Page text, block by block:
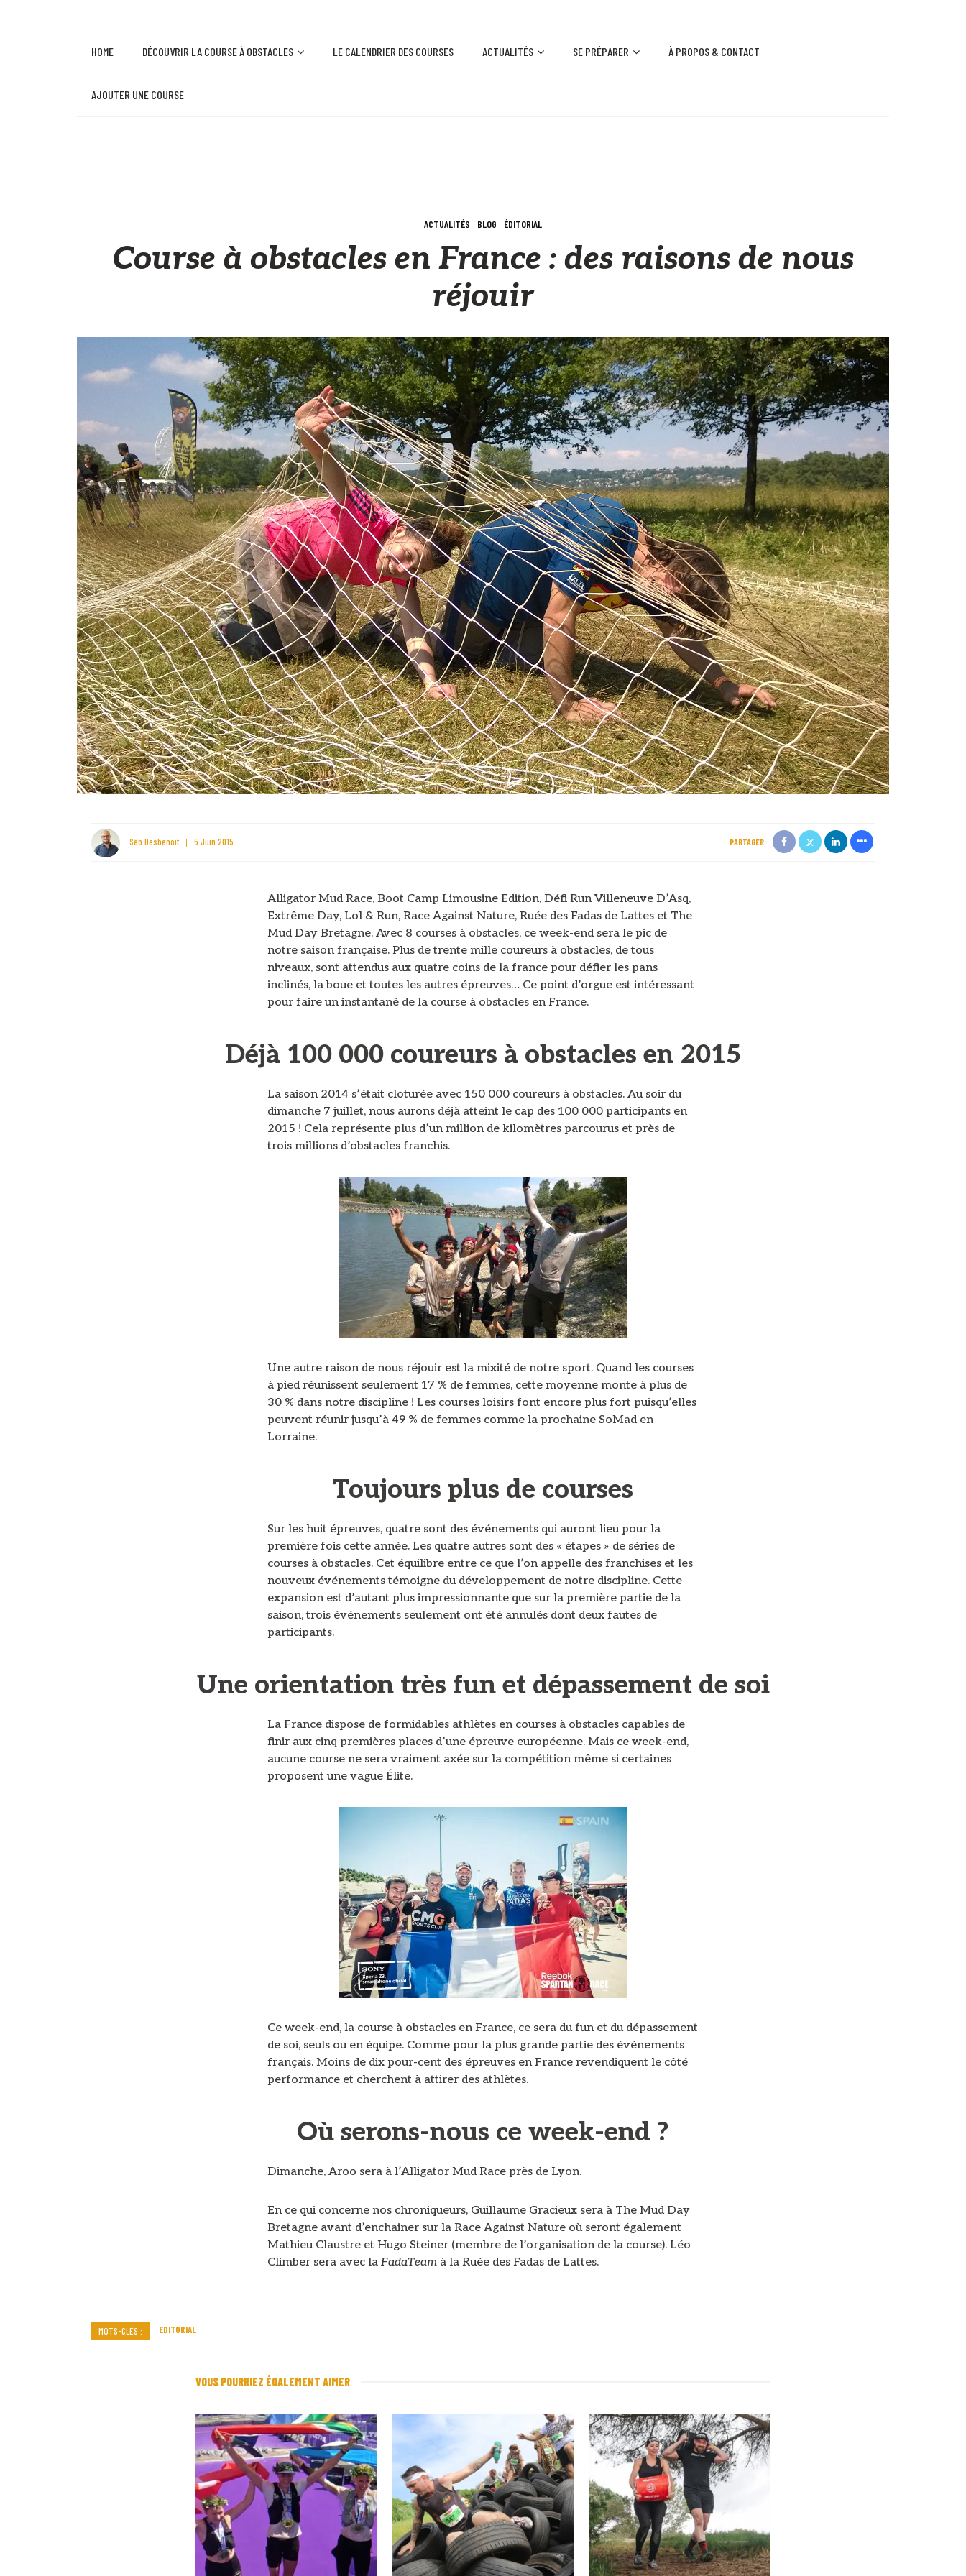
HOME DÉCOUVRIR LA COURSE À OBSTACLES LE CALENDRIER DES COURSES ACTUALITÉS SE PRÉPARER À PROPOS & CONTACT
AJOUTER UNE COURSE
ACTUALITÉS BLOG ÉDITORIAL
Course à obstacles en France : des raisons de nous
réjouir
Sèb Desbenoit 5 Juin 2015 PARTAGER
Alligator Mud Race, Boot Camp Limousine Edition, Défi Run Villeneuve D’Asq,
Extrême Day, Lol & Run, Race Against Nature, Ruée des Fadas de Lattes et The
Mud Day Bretagne. Avec 8 courses à obstacles, ce week-end sera le pic de
notre saison française. Plus de trente mille coureurs à obstacles, de tous
niveaux, sont attendus aux quatre coins de la france pour défier les pans
inclinés, la boue et toutes les autres épreuves… Ce point d’orgue est intéressant
pour faire un instantané de la course à obstacles en France.
Déjà 100 000 coureurs à obstacles en 2015
La saison 2014 s’était cloturée avec 150 000 coureurs à obstacles. Au soir du
dimanche 7 juillet, nous aurons déjà atteint le cap des 100 000 participants en
2015 ! Cela représente plus d’un million de kilomètres parcourus et près de
trois millions d’obstacles franchis.
Une autre raison de nous réjouir est la mixité de notre sport. Quand les courses
à pied réunissent seulement 17 % de femmes, cette moyenne monte à plus de
30 % dans notre discipline ! Les courses loisirs font encore plus fort puisqu’elles
peuvent réunir jusqu’à 49 % de femmes comme la prochaine SoMad en
Lorraine.
Toujours plus de courses
Sur les huit épreuves, quatre sont des événements qui auront lieu pour la
première fois cette année. Les quatre autres sont des « étapes » de séries de
courses à obstacles. Cet équilibre entre ce que l’on appelle des franchises et les
nouveux événements témoigne du développement de notre discipline. Cette
expansion est d’autant plus impressionnante que sur la première partie de la
saison, trois événements seulement ont été annulés dont deux fautes de
participants.
Une orientation très fun et dépassement de soi
La France dispose de formidables athlètes en courses à obstacles capables de
finir aux cinq premières places d’une épreuve européenne. Mais ce week-end,
aucune course ne sera vraiment axée sur la compétition même si certaines
proposent une vague Élite.
Ce week-end, la course à obstacles en France, ce sera du fun et du dépassement
de soi, seuls ou en équipe. Comme pour la plus grande partie des événements
français. Moins de dix pour-cent des épreuves en France revendiquent le côté
performance et cherchent à attirer des athlètes.
Où serons-nous ce week-end ?
Dimanche, Aroo sera à l’Alligator Mud Race près de Lyon.
En ce qui concerne nos chroniqueurs, Guillaume Gracieux sera à The Mud Day
Bretagne avant d’enchainer sur la Race Against Nature où seront également
Mathieu Claustre et Hugo Steiner (membre de l’organisation de la course). Léo
Climber sera avec la FadaTeam à la Ruée des Fadas de Lattes.
MOTS-CLÉS : EDITORIAL
VOUS POURRIEZ ÉGALEMENT AIMER